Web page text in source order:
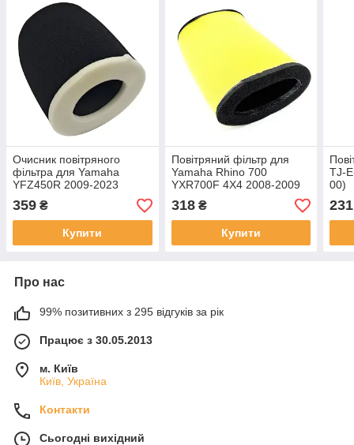
Очисник повітряного
фільтра для Yamaha
YFZ450R 2009-2023
YFZ450RSE 2009-2024
OEM TJ-E-231 5TG-
14451-00-00
359 ₴
Купити
Повітряний фільтр для
Yamaha Rhino 700
YXR700F 4X4 2008-2009
2011-2013 OEM 5B4-
E4451-00-00 TJ-E-249-1
318₴
Купити
TJ-
00)
231
Про нас
99% позитивних з 295 відгуків за рік
Працює з 30.05.2013
м. Київ
Київ, Україна
Контакти
Сьогодні вихідний